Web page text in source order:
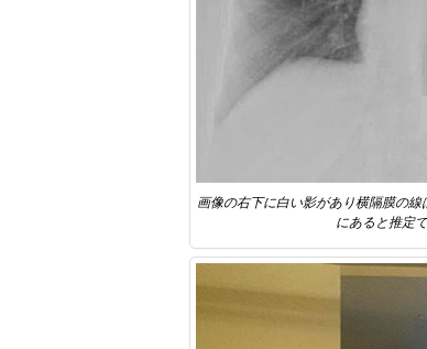
画像の右下に白い影があり横隔膜の
にあると推定